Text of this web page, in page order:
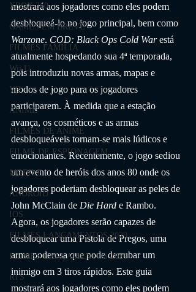
XBOX 360
GAMES EM BREVE
FILMES FAMÍLIA
Wii U
VR
ANIME
FILMES DE ANIME
FILME DE ESPIONAGEM
MOBILE
ANDROID
IOS
FILMES LANÇAMENTOS 2020
FILMES LANÇAMENTOS 2021
RTS
mostrará aos jogadores como eles podem
desbloqueá-lo no jogo principal, bem como
Warzone. COD: Black Ops Cold War está
atualmente hospedando sua 4ª temporada,
pois introduziu novas armas, mapas e
modos de jogo para os jogadores
participarem. À medida que a estação
avança, os cosméticos e as armas
desbloqueáveis tornam-se mais lúdicos e
emocionantes. Recentemente, o jogo sediou
um evento de heróis dos anos 80 onde os
jogadores poderiam desbloquear as peles de
John McClain de Die Hard e Rambo.
Agora, os jogadores serão capazes de
desbloquear uma Pistola de Pregos, uma
arma poderosa que pode derrubar um
inimigo em 3 tiros rápidos. Este guia
mostrará aos jogadores como eles podem